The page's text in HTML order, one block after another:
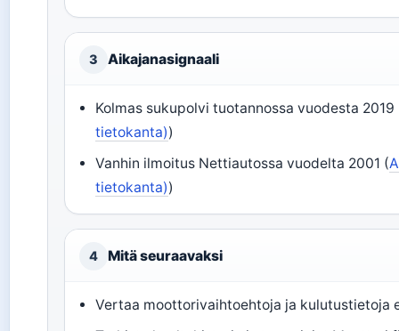
3 Aikajanasignaali
Kolmas sukupolvi tuotannossa vuodesta 2019
tietokanta))
Vanhin ilmoitus Nettiautossa vuodelta 2001 (
tietokanta))
4 Mitä seuraavaksi
Vertaa moottorivaihtoehtoja ja kulutustietoja